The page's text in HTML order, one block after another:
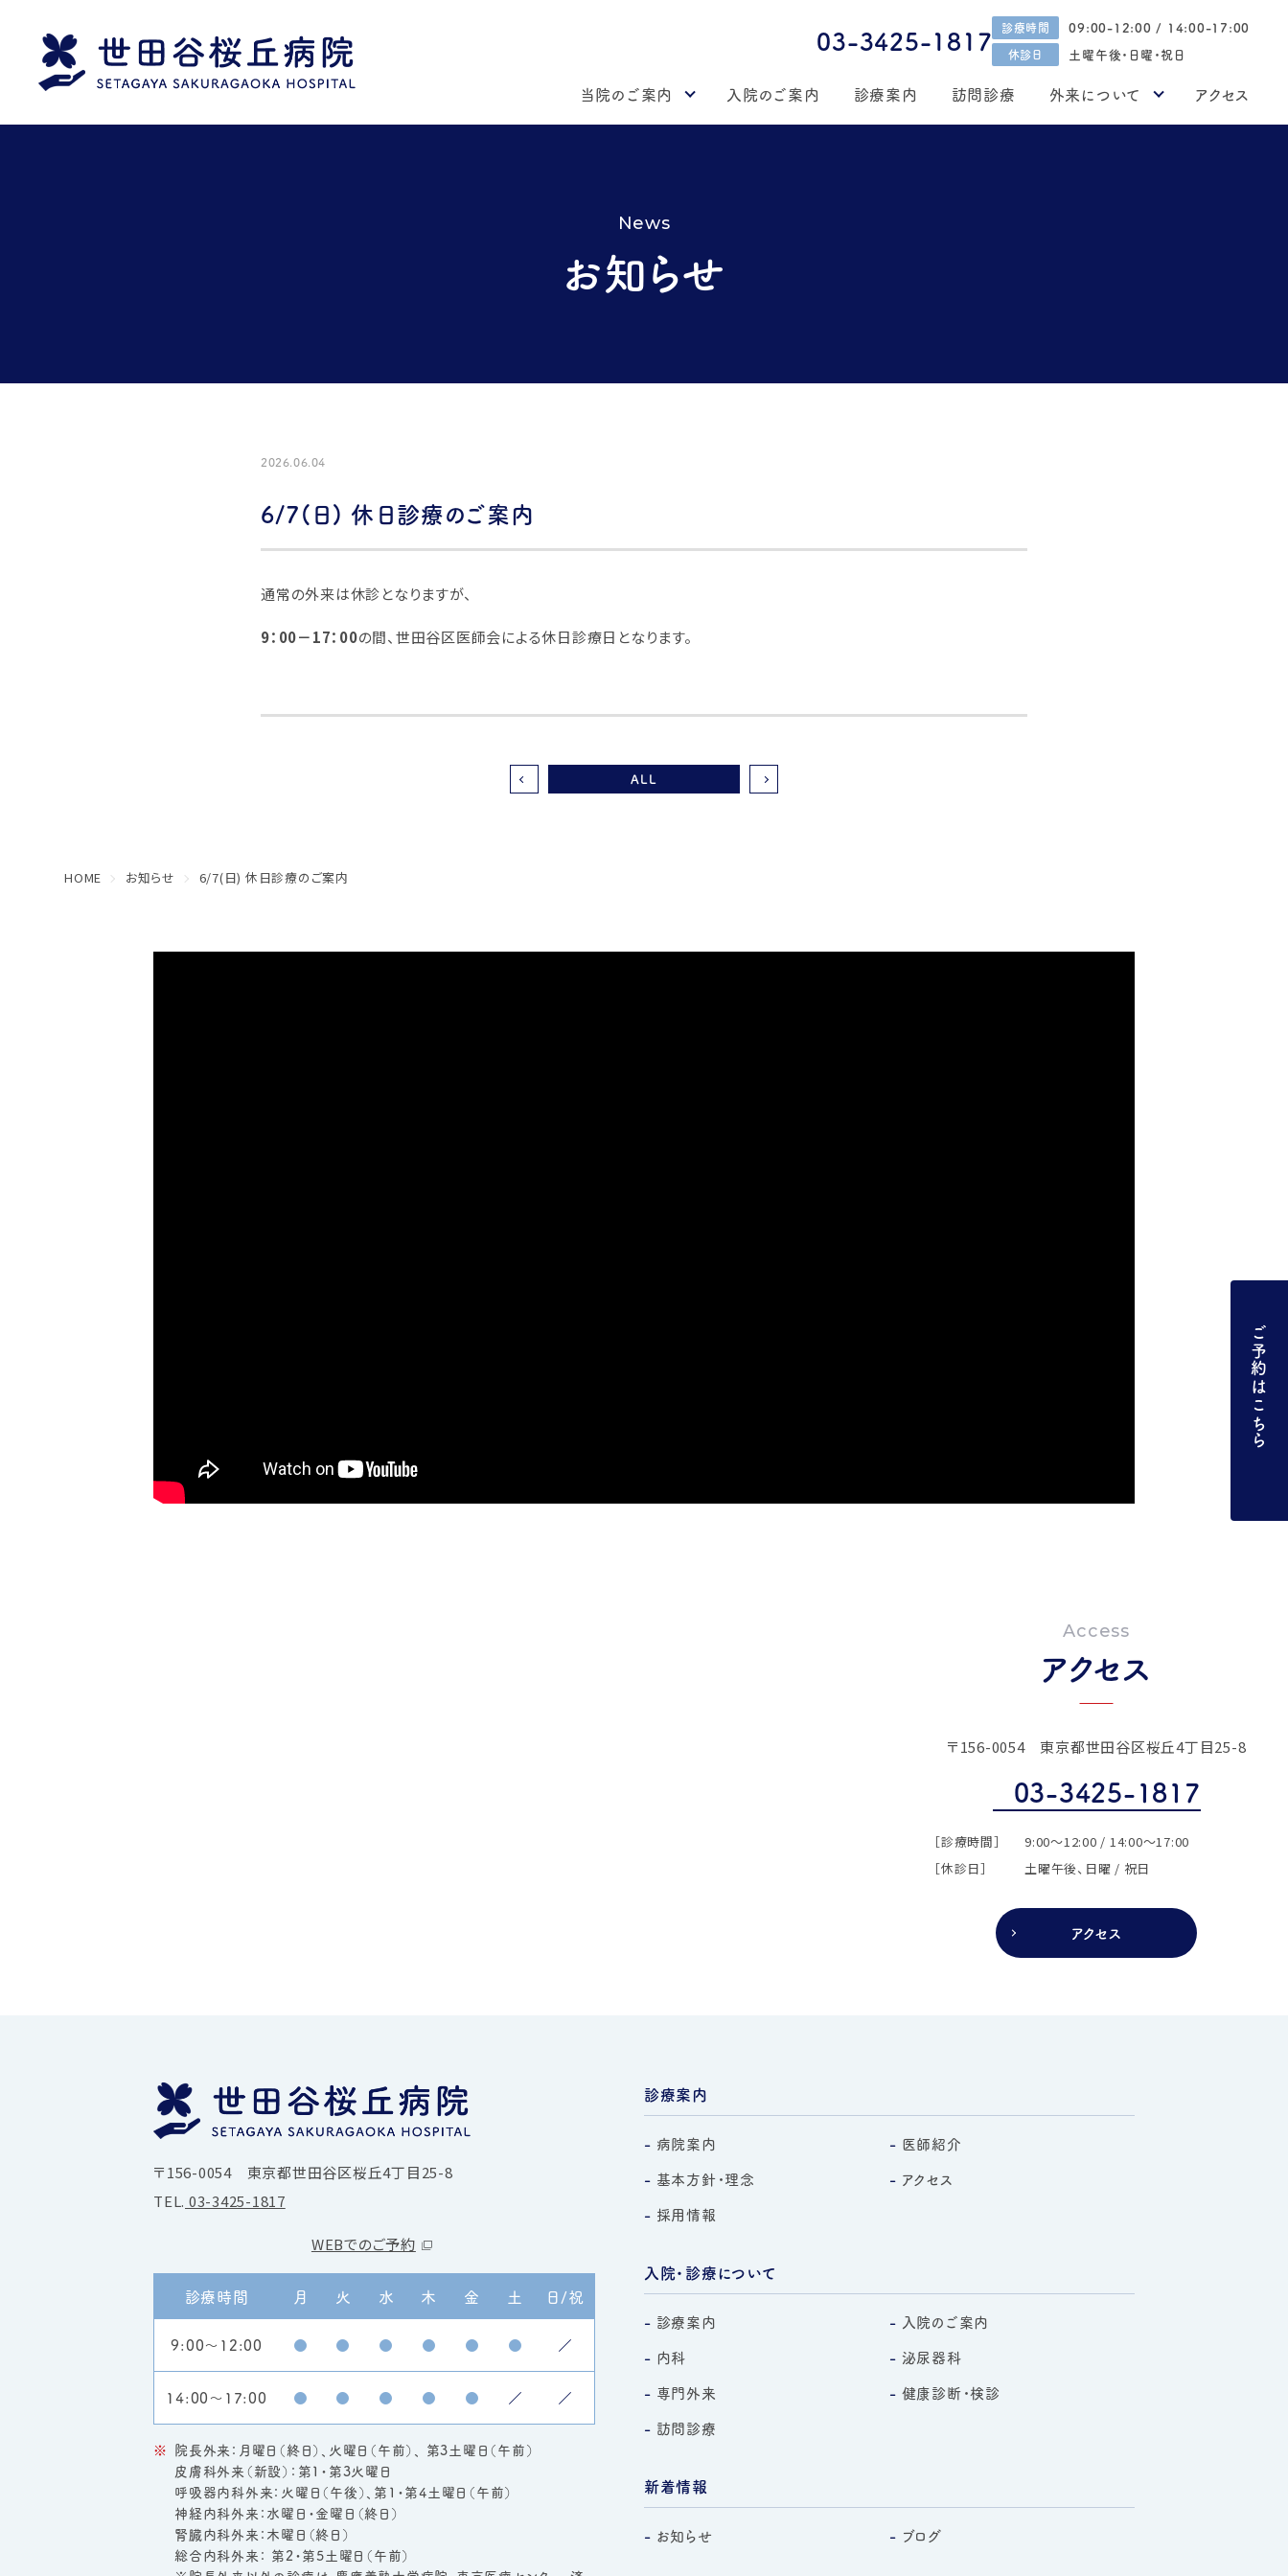
03-3425-1817 診療時間 09:00-12:00 / 14:00-17:00
休診日 土曜午後・日曜・祝日
当院のご案内 入院のご案内 診療案内 訪問診療 外来について アクセス
News
お知らせ
2026.06.04
6/7(日) 休日診療のご案内
通常の外来は休診となりますが、
9：00－17：00の間、世田谷区医師会による休日診療日となります。
ALL
HOME お知らせ 6/7(日) 休日診療のご案内
Access
アクセス
〒156-0054 東京都世田谷区桜丘4丁目25-8
03-3425-1817
［診療時間］
9:00～12:00 / 14:00～17:00
［休診日］
土曜午後、日曜 / 祝日
アクセス
〒156-0054 東京都世田谷区桜丘4丁目25-8
TEL. 03-3425-1817
WEBでのご予約
診療時間 月 火 水 木 金 土 日/祝
9:00～ 12:00 ● ● ● ● ● ● ／
14:00～ 17:00 ● ● ● ● ● ／ ／
院長外来：月曜日（終日）、火曜日（午前）、 第3土曜日（午前）
皮膚科外来（新設）：第1・第3火曜日
呼吸器内科外来：火曜日（午後）、第1・第4土曜日（午前）
神経内科外来：水曜日・金曜日（終日）
腎臓内科外来：木曜日（終日）
総合内科外来： 第2・第5土曜日（午前）
診療案内
病院案内
医師紹介
基本方針・理念
アクセス
採用情報
入院・診療について
診療案内
入院のご案内
内科
泌尿器科
専門外来
健康診断・検診
訪問診療
新着情報
お知らせ ブログ
ご予約はこちら